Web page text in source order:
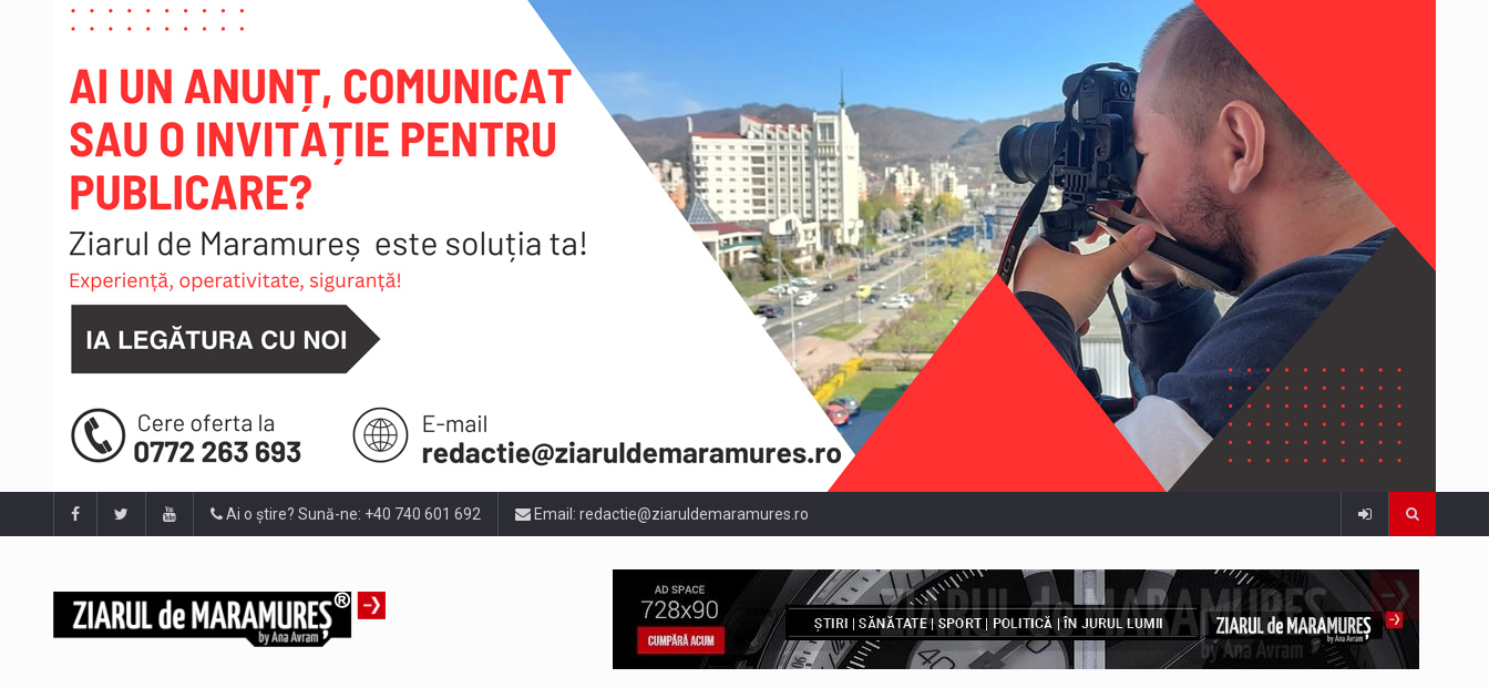
Ai o știre? Sună-ne: +40 740 601 692 Email: redactie@ziaruldemaramures.ro